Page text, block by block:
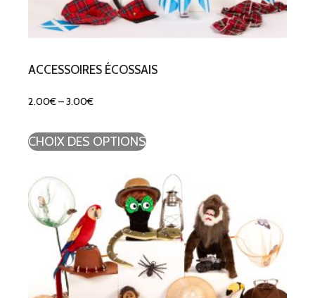
ACCESSOIRES ÉCOSSAIS
2.00€–3.00€
CHOIX DES OPTIONS